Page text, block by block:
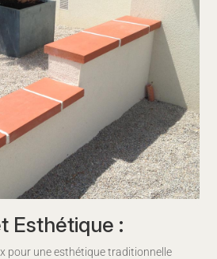
Esthétique :
pour une esthétique traditionnelle